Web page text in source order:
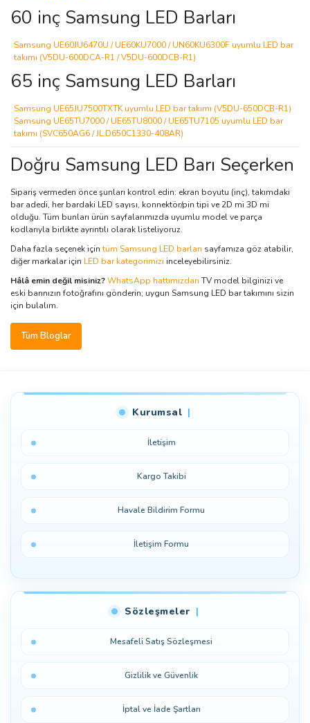
60 inç Samsung LED Barları
Samsung UE60JU6470U / UE60KU7000 / UN60KU6300F uyumlu LED bar
takımı (V5DU-600DCA-R1 / V5DU-600DCB-R1)
65 inç Samsung LED Barları
Samsung UE65JU7500TXTK uyumlu LED bar takımı (V5DU-650DCB-R1)
Samsung UE65TU7000 / UE65TU8000 / UE65TU7105 uyumlu LED bar
takımı (SVC650AG6 / JL.D650C1330-408AR)
Doğru Samsung LED Barı Seçerken
Sipariş vermeden önce şunları kontrol edin: ekran boyutu (inç), takımdaki
bar adedi, her bardaki LED sayısı, konnektör/pin tipi ve 2D mi 3D mi
olduğu. Tüm bunları ürün sayfalarımızda uyumlu model ve parça
kodlarıyla birlikte ayrıntılı olarak listeliyoruz.
Daha fazla seçenek için tüm Samsung LED barları sayfamıza göz atabilir,
diğer markalar için LED bar kategorimizi inceleyebilirsiniz.
Hâlâ emin değil misiniz?WhatsApp hattımızdan TV model bilginizi ve
eski barınızın fotoğrafını gönderin; uygun Samsung LED bar takımını sizin
için bulalım.
Tüm Bloglar
Kurumsal
İletişim
Kargo Takibi
Havale Bildirim Formu
İletişim Formu
Sözleşmeler
Mesafeli Satış Sözleşmesi
Gizlilik ve Güvenlik
İptal ve İade Şartları